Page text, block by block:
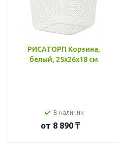
РИСАТОРП Корзина,
белый, 25x26x18 см
В наличии
от 8 890 ₸